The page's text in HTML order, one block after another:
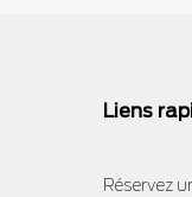
Liens
Réservez